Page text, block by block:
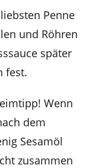
Penne
und Röhren
später
fest.
Wenn
dem
Sesamöl
zusammen